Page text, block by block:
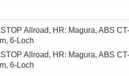
Allroad, HR: Magura, ABS
6-Loch
Allroad, HR: Magura, ABS
6-Loch